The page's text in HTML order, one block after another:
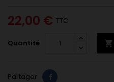
22,00 € TTC
Quantité 
Partager